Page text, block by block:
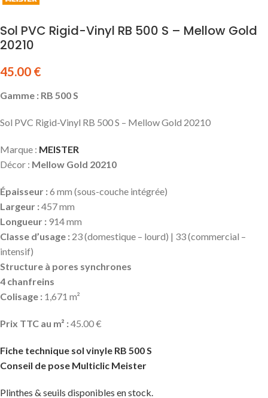
Sol PVC Rigid-Vinyl RB 500 S – Mellow Gold
20210
45.00 €
Gamme : RB 500 S
Sol PVC Rigid-Vinyl RB 500 S – Mellow Gold 20210
Marque : MEISTER
Décor : Mellow Gold 20210
Épaisseur :6 mm (sous-couche intégrée)
Largeur :457 mm
Longueur : 914 mm
Classe d’usage : 23 (domestique – lourd) | 33 (commercial –
intensif)
Structure à pores synchrones
4 chanfreins
Colisage : 1,671 m²
Prix TTC au m² :45.00 €
Fiche technique sol vinyle RB 500 S
Conseil de pose Multiclic Meister
Plinthes & seuils disponibles en stock.